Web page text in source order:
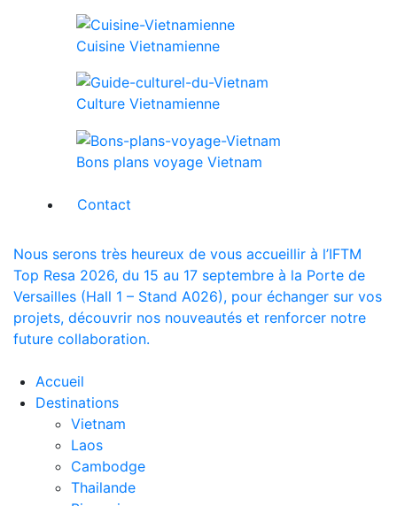
Cuisine Vietnamienne
Culture Vietnamienne
Bons plans voyage Vietnam
Contact
Nous serons très heureux de vous accueillir à l’IFTM
Top Resa 2026, du 15 au 17 septembre à la Porte de
Versailles (Hall 1 – Stand A026), pour échanger sur vos
projets, découvrir nos nouveautés et renforcer notre
future collaboration.
Accueil
Destinations
Vietnam
Laos
Cambodge
Thailande